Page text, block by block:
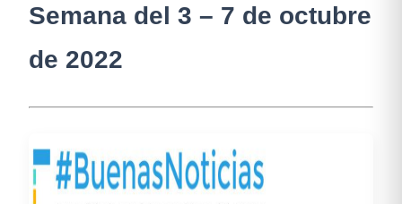
Semana del 3 – 7 de octubre
de 2022